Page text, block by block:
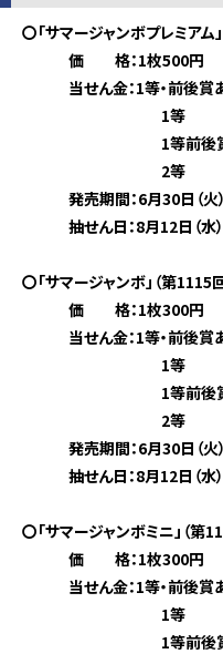
〇「サマージャンボプレミアム
価 格：1枚500円
当せん金：1等・前後賞あ
1等
1等前後
2等
発売期間：6月30日（火）
抽せん日：8月12日（水）
〇「サマージャンボ」（第1115
価 格：1枚300円
当せん金：1等・前後賞あ
1等
1等前後
2等
発売期間：6月30日（火）
抽せん日：8月12日（水）
〇「サマージャンボミニ」（第
価 格：1枚300円
当せん金：1等・前後賞あ
1等
1等前後賞